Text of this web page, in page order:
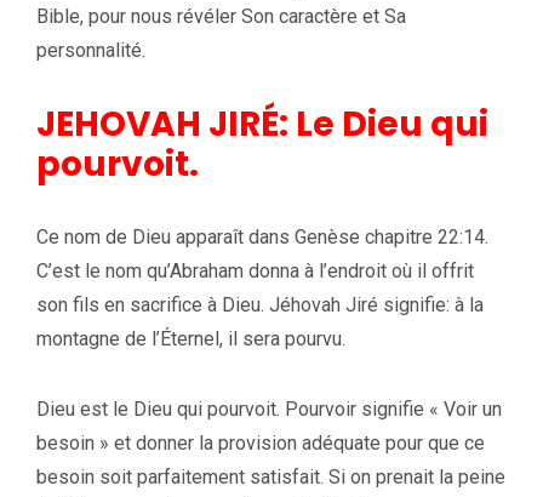
Bible, pour nous révéler Son caractère et Sa
personnalité.
JEHOVAH JIRÉ: Le Dieu qui
pourvoit.
Ce nom de Dieu apparaît dans Genèse chapitre 22:14.
C’est le nom qu’Abraham donna à l’endroit où il offrit
son fils en sacrifice à Dieu. Jéhovah Jiré signifie: à la
montagne de l’Éternel, il sera pourvu.
Dieu est le Dieu qui pourvoit. Pourvoir signifie « Voir un
besoin » et donner la provision adéquate pour que ce
besoin soit parfaitement satisfait. Si on prenait la peine